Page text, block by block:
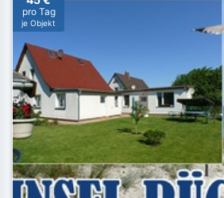
pro Tag
je Objekt